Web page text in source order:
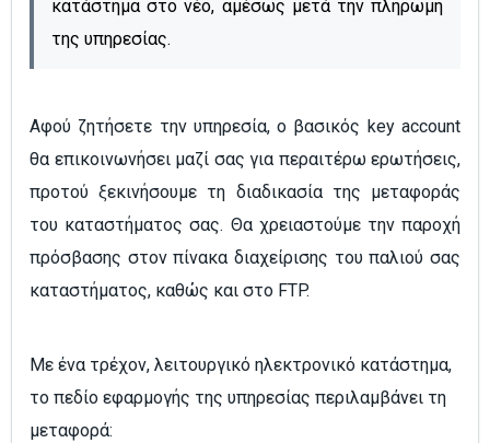
κατάστημα στο νέο, αμέσως μετά την πληρωμή
της υπηρεσίας.
Αφού ζητήσετε την υπηρεσία, ο βασικός key account
θα επικοινωνήσει μαζί σας για περαιτέρω ερωτήσεις,
προτού ξεκινήσουμε τη διαδικασία της μεταφοράς
του καταστήματος σας. Θα χρειαστούμε την παροχή
πρόσβασης στον πίνακα διαχείρισης του παλιού σας
καταστήματος, καθώς και στο FTP.
Με ένα τρέχον, λειτουργικό ηλεκτρονικό κατάστημα,
το πεδίο εφαρμογής της υπηρεσίας περιλαμβάνει τη
μεταφορά: